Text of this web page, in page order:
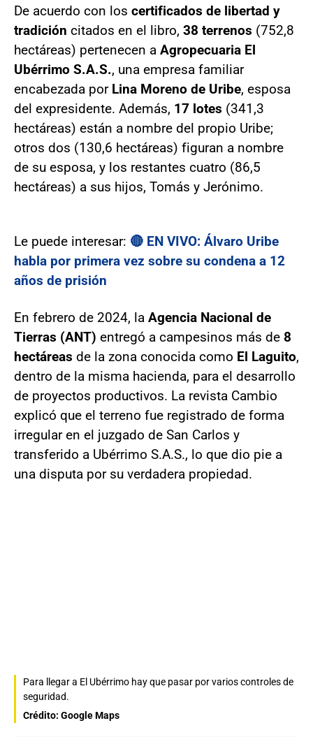
De acuerdo con los certificados de libertad y
tradición citados en el libro, 38 terrenos (752,8
hectáreas) pertenecen a Agropecuaria El
Ubérrimo S.A.S., una empresa familiar
encabezada por Lina Moreno de Uribe, esposa
del expresidente. Además, 17 lotes (341,3
hectáreas) están a nombre del propio Uribe;
otros dos (130,6 hectáreas) figuran a nombre
de su esposa, y los restantes cuatro (86,5
hectáreas) a sus hijos, Tomás y Jerónimo.
Le puede interesar: 🔴 EN VIVO: Álvaro Uribe
habla por primera vez sobre su condena a 12
años de prisión
En febrero de 2024, la Agencia Nacional de
Tierras (ANT) entregó a campesinos más de 8
hectáreas de la zona conocida como El Laguito,
dentro de la misma hacienda, para el desarrollo
de proyectos productivos. La revista Cambio
explicó que el terreno fue registrado de forma
irregular en el juzgado de San Carlos y
transferido a Ubérrimo S.A.S., lo que dio pie a
una disputa por su verdadera propiedad.
Para llegar a El Ubérrimo hay que pasar por varios controles de
seguridad.
Crédito: Google Maps